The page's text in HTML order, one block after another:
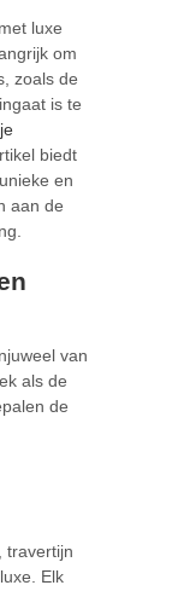
luxe
om
zoals de
is te
biedt
en
aan de
van
als de
de
travertijn
Elk